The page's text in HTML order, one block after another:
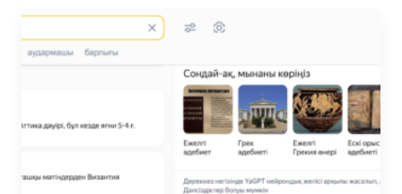
ДОСТУПЕ
ОПУБЛИКОВАНА
НАЦИОНАЛЬНАЯ
ЯЗЫКОВАЯ
МОДЕЛЬ
ИСКУССТВЕННОГО